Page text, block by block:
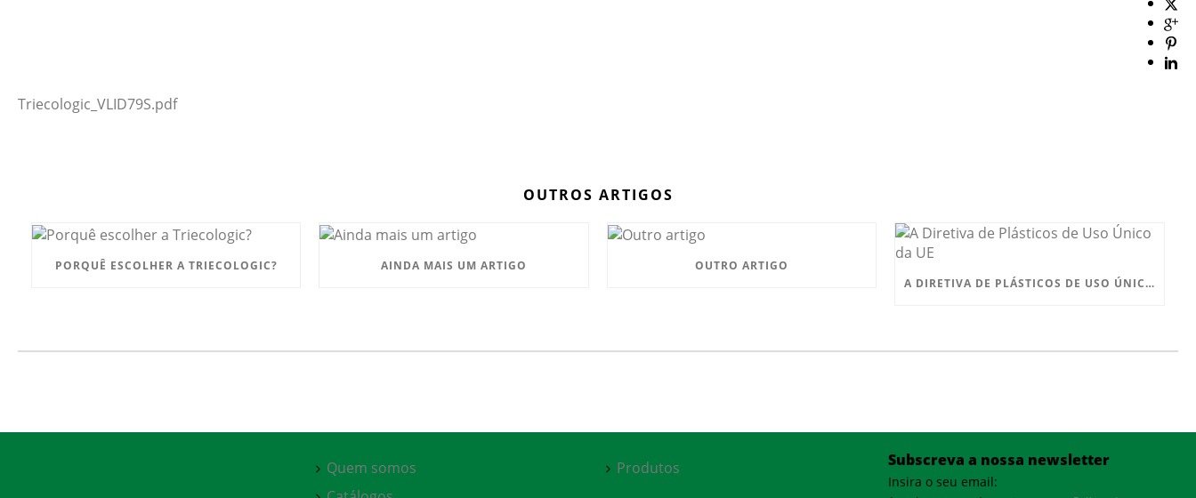
Triecologic_VLID79S.pdf
OUTROS ARTIGOS
PORQUÊ ESCOLHER A TRIECOLOGIC? AINDA MAIS UM ARTIGO
OUTRO ARTIGO
A DIRETIVA DE PLÁSTICOS DE USO ÚNICO DA UE
Quem somos
Produtos Subscreva a nossa newsletter
Insira o seu email: